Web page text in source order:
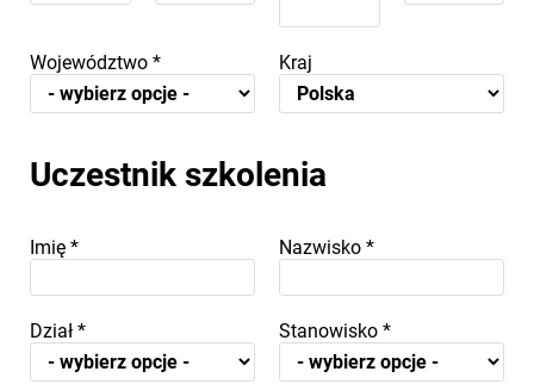
Województwo * Kraj
Uczestnik szkolenia
Imię * Nazwisko *
Dział * Stanowisko *